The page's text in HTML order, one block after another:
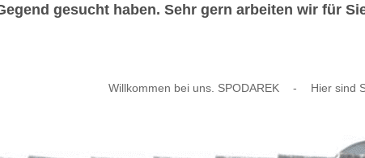
gesucht haben. Sehr gern arbeiten wir für
Willkommen bei uns. SPODAREK - Hier sind